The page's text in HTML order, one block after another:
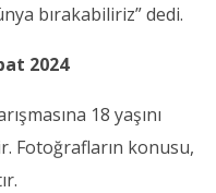
bırakabiliriz”dedi.
2024
18 yaşını
Fotoğrafların konusu,